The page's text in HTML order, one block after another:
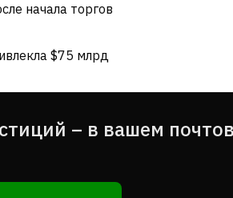
начала торгов
$75 млрд
– в вашем